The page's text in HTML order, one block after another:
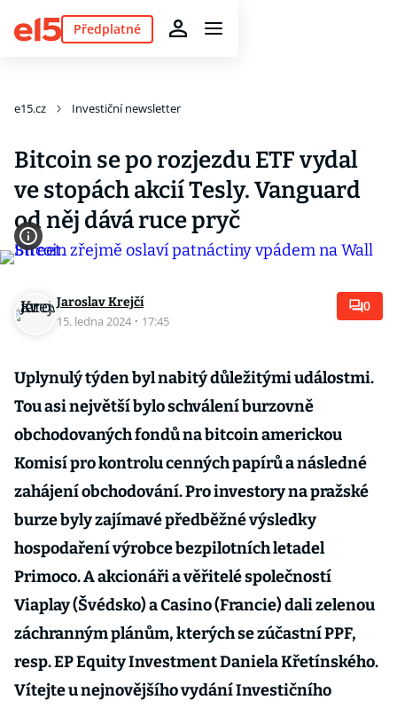
Předplatné
e15.cz Investiční newsletter
Bitcoin se po rozjezdu ETF vydal
ve stopách akcií Tesly. Vanguard
od něj dává ruce pryč
Jaroslav Krejčí
15. ledna 2024 · 17:45
0
Uplynulý týden byl nabitý důležitými událostmi.
Tou asi největší bylo schválení burzovně
obchodovaných fondů na bitcoin americkou
Komisí pro kontrolu cenných papírů a následné
zahájení obchodování. Pro investory na pražské
burze byly zajímavé předběžné výsledky
hospodaření výrobce bezpilotních letadel
Primoco. A akcionáři a věřitelé společností
Viaplay (Švédsko) a Casino (Francie) dali zelenou
záchranným plánům, kterých se zúčastní PPF,
resp. EP Equity Investment Daniela Křetínského.
Vítejte u nejnovějšího vydání Investičního